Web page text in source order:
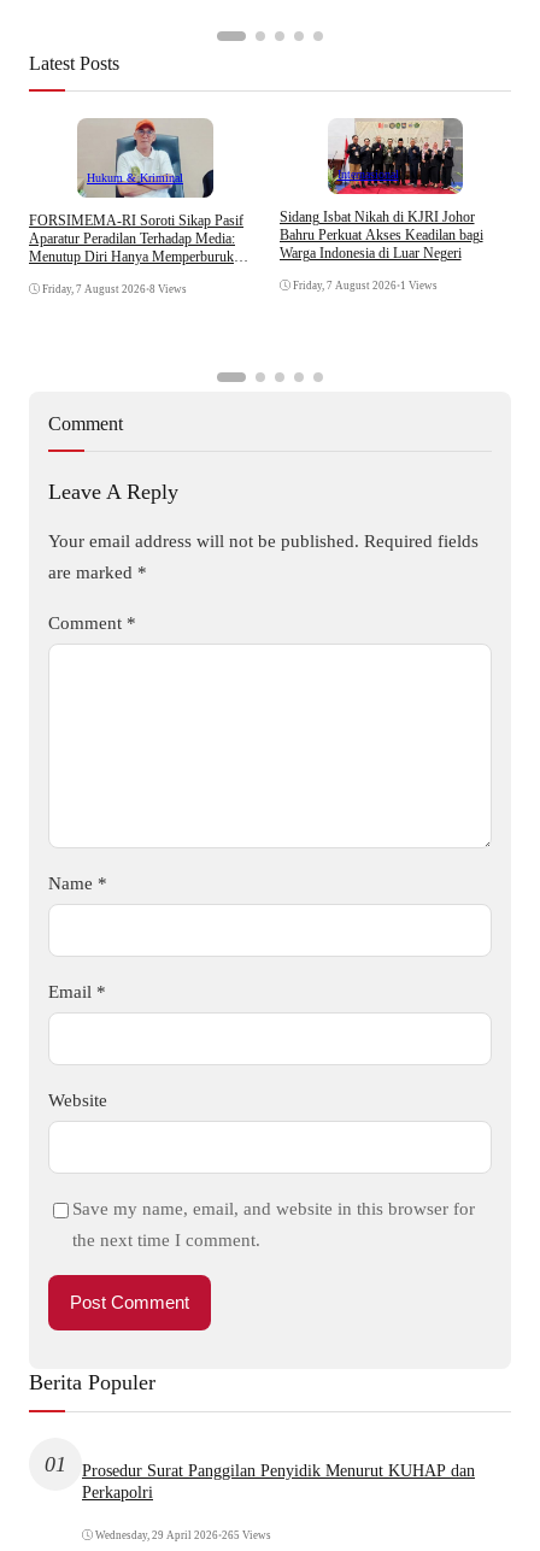
Latest Posts
Hukum & Kriminal
​FORSIMEMA-RI Soroti Sikap Pasif
Aparatur Peradilan Terhadap Media:
Menutup Diri Hanya Memperburuk
Friday, 7 August 2026•8 Views
Internasional
Sidang Isbat Nikah di KJRI Johor
Bahru Perkuat Akses Keadilan bagi
Warga Indonesia di Luar Negeri
Friday, 7 August 2026•1 Views
Comment
Leave A Reply
Your email address will not be published. Required fields
are marked *
Comment *
Name *
Email *
Website
Save my name, email, and website in this browser for
the next time I comment.
Berita Populer
01
Prosedur Surat Panggilan Penyidik Menurut KUHAP dan
Perkapolri
Wednesday, 29 April 2026•265 Views